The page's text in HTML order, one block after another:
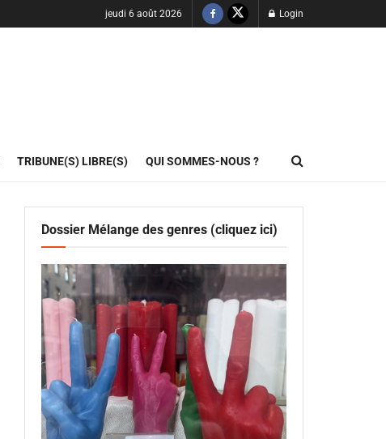
jeudi 6 août 2026 Login
TRIBUNE(S) LIBRE(S) QUI SOMMES-NOUS ?
Dossier Mélange des genres (cliquez ici)